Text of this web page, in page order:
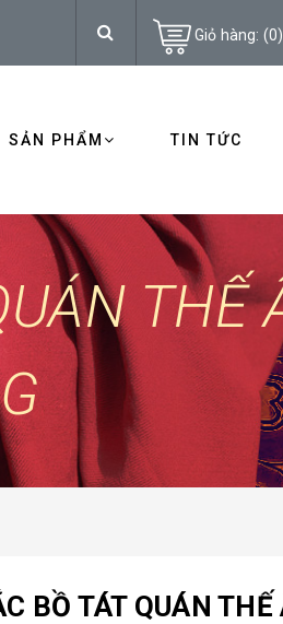
Giỏ hàng: (0)
SẢN PHẨM TIN TỨC
THẾ
BỒ TÁT QUÁN THẾ